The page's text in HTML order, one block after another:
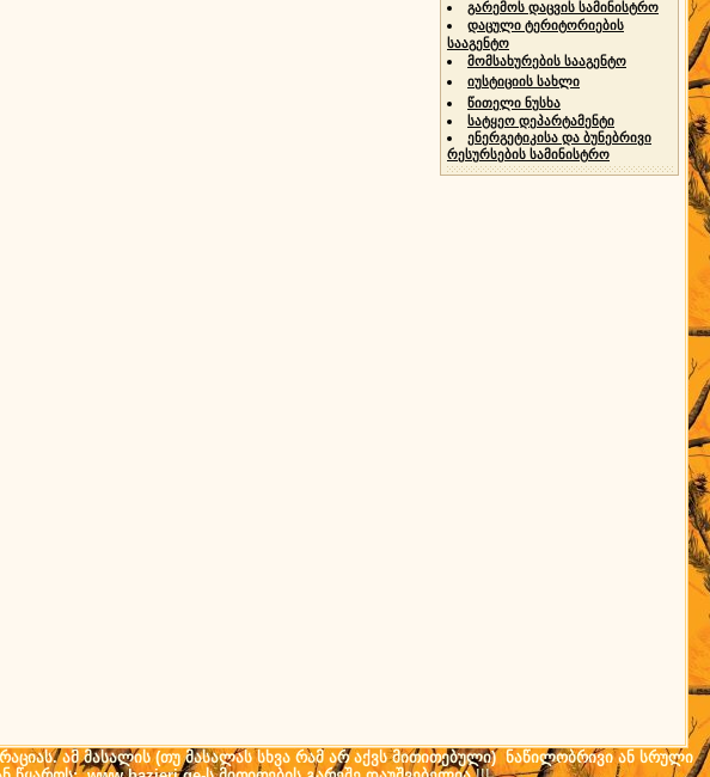
გარემოს დაცვის სამინისტრო
დაცული ტერიტორიების
სააგენტო
მომსახურების სააგენტო
იუსტიციის სახლი
წითელი ნუსხა
სატყეო დეპარტამენტი
ენერგეტიკისა და ბუნებრივი
რესურსების სამინისტრო
ამ მასალის (თუ მასალას სხვა რამ არ აქვს მითითებული) ნაწილობრივი ან სრული